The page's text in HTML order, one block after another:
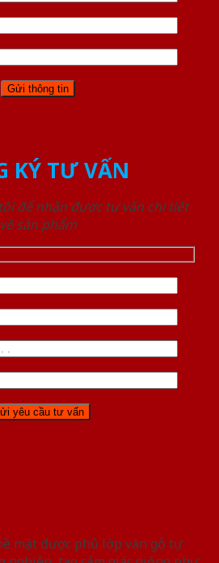
KÝ TƯ VẤN
để nhận được tư vấn chi tiết
về sản phẩm
mặt được phủ lớp vân gỗ tự